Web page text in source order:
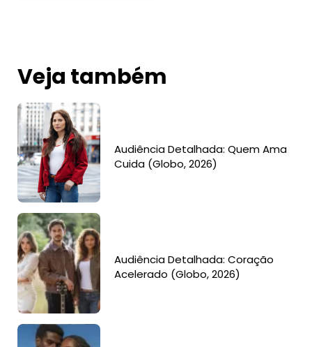
Veja também
Audiência Detalhada: Quem Ama
Cuida (Globo, 2026)
Audiência Detalhada: Coração
Acelerado (Globo, 2026)